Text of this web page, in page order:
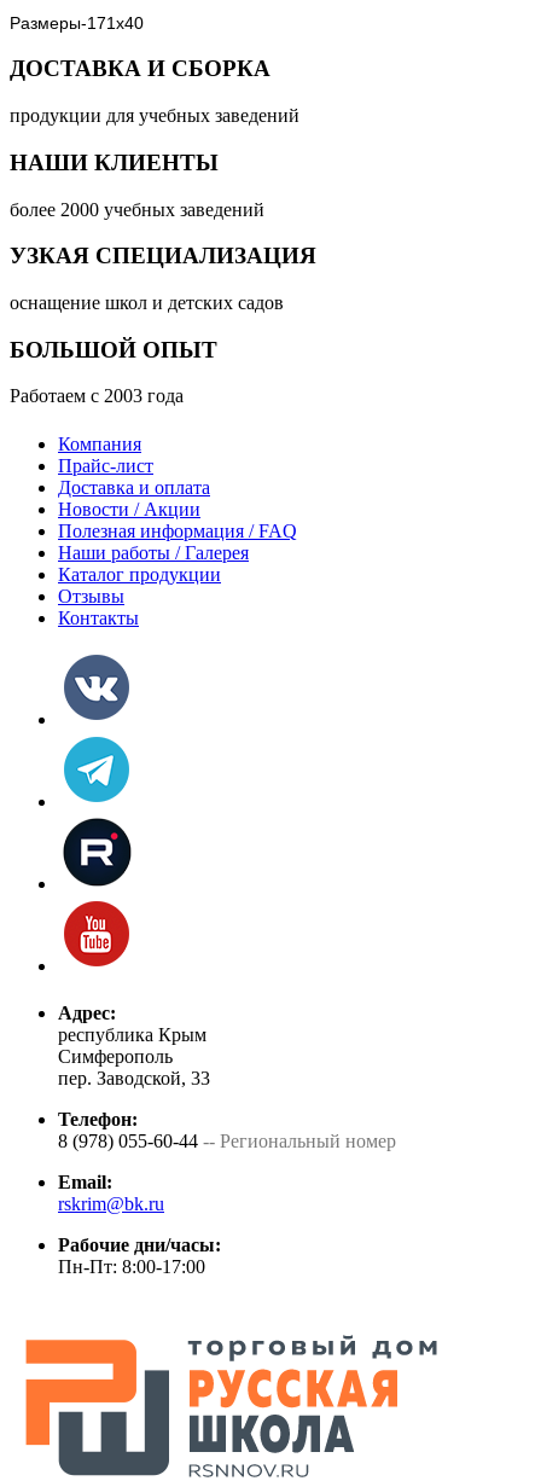
Размеры-171х40
ДОСТАВКА И СБОРКА
продукции для учебных заведений
НАШИ КЛИЕНТЫ
более 2000 учебных заведений
УЗКАЯ СПЕЦИАЛИЗАЦИЯ
оснащение школ и детских садов
БОЛЬШОЙ ОПЫТ
Работаем с 2003 года
Компания
Прайс-лист
Доставка и оплата
Новости / Акции
Полезная информация / FAQ
Наши работы / Галерея
Каталог продукции
Отзывы
Контакты
Адрес:
республика Крым
Симферополь
пер. Заводской, 33
Телефон:
8 (978) 055-60-44 -- Региональный номер
Email:
rskrim@bk.ru
Рабочие дни/часы:
Пн-Пт: 8:00-17:00